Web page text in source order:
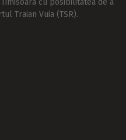
Traian Vuia (TSR).